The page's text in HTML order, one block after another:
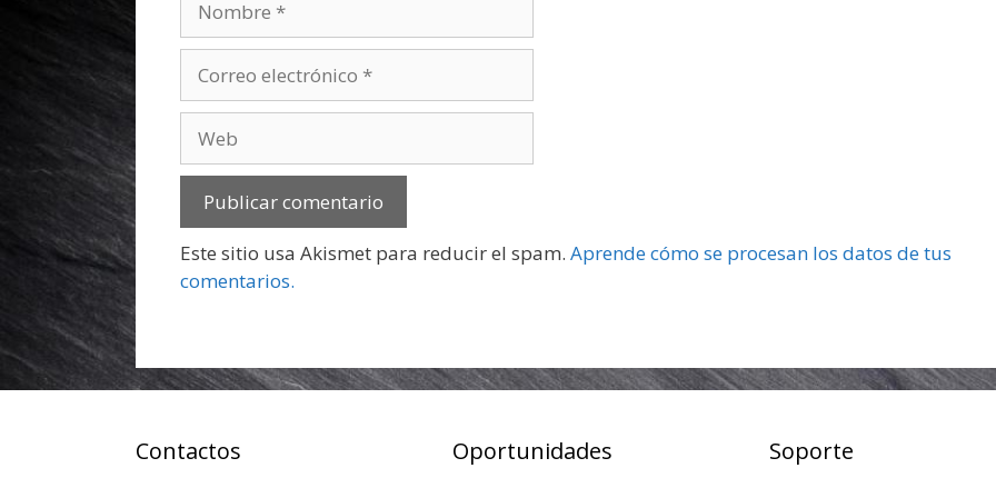
electrónico
Este sitio usa Akismet para reducir el spam. Aprende cómo se procesan los datos de tus
comentarios.
Contactos Oportunidades Soporte